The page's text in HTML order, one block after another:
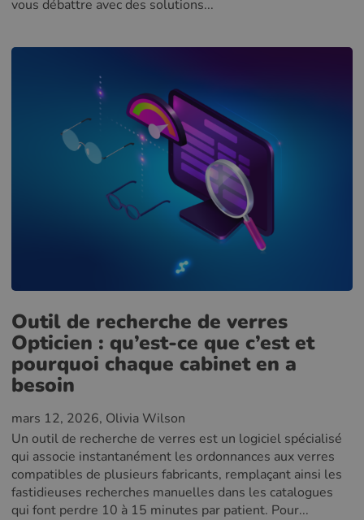
vous débattre avec des solutions...
Outil de recherche de verres
Opticien : qu’est-ce que c’est et
pourquoi chaque cabinet en a
besoin
mars 12, 2026, Olivia Wilson
Un outil de recherche de verres est un logiciel spécialisé
qui associe instantanément les ordonnances aux verres
compatibles de plusieurs fabricants, remplaçant ainsi les
fastidieuses recherches manuelles dans les catalogues
qui font perdre 10 à 15 minutes par patient. Pour...